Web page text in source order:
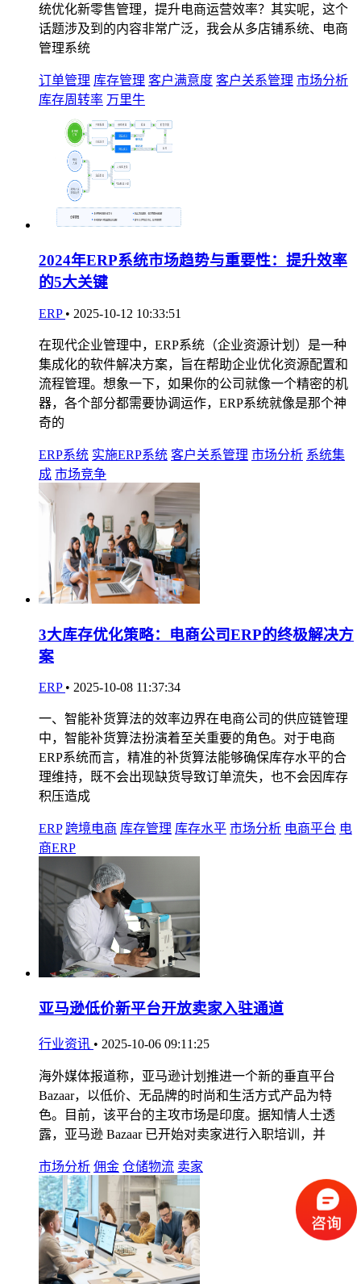
统优化新零售管理，提升电商运营效率？其实呢，这个
话题涉及到的内容非常广泛，我会从多店铺系统、电商
管理系统
订单管理 库存管理 客户满意度 客户关系管理 市场分析
库存周转率 万里牛
2024年ERP系统市场趋势与重要性：提升效率
的5大关键
ERP • 2025-10-12 10:33:51
在现代企业管理中，ERP系统（企业资源计划）是一种
集成化的软件解决方案，旨在帮助企业优化资源配置和
流程管理。想象一下，如果你的公司就像一个精密的机
器，各个部分都需要协调运作，ERP系统就像是那个神
奇的
ERP系统 实施ERP系统 客户关系管理 市场分析 系统集
成 市场竞争
3大库存优化策略：电商公司ERP的终极解决方
案
ERP • 2025-10-08 11:37:34
一、智能补货算法的效率边界在电商公司的供应链管理
中，智能补货算法扮演着至关重要的角色。对于电商
ERP系统而言，精准的补货算法能够确保库存水平的合
理维持，既不会出现缺货导致订单流失，也不会因库存
积压造成
ERP 跨境电商 库存管理 库存水平 市场分析 电商平台 电
商ERP
亚马逊低价新平台开放卖家入驻通道​
行业资讯 • 2025-10-06 09:11:25
海外媒体报道称，亚马逊计划推进一个新的垂直平台
Bazaar，以低价、无品牌的时尚和生活方式产品为特
色。目前，该平台的主攻市场是印度。据知情人士透
露，亚马逊 Bazaar 已开始对卖家进行入职培训，并
市场分析 佣金 仓储物流 卖家